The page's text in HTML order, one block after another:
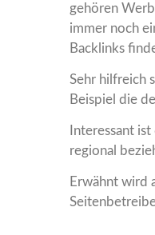
gehören
immer noch
Backlinks
Sehr hilfreich
Beispiel die
Interessant
regional
Erwähnt wird